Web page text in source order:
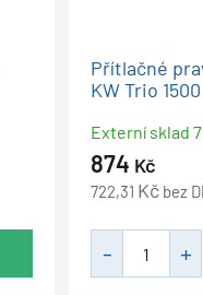
Přítlačné
KW Trio
Externí sklad
874 Kč
722,31 Kč bez